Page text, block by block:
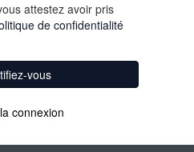
attestez avoir pris
de confidentialité
vous
connexion